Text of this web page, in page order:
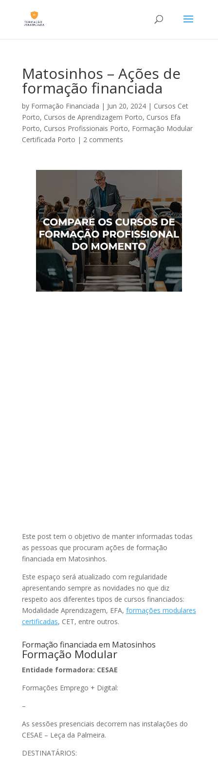
Matosinhos – Ações de
formação financiada
by Formação Financiada | Jun 20, 2024| Cursos Cet
Porto, Cursos de Aprendizagem Porto, Cursos Efa
Porto, Cursos Profissionais Porto, Formação Modular
Certificada Porto | 2 comments
Este post tem o objetivo de manter informadas todas
as pessoas que procuram ações de formação
financiada em Matosinhos.
Este espaço será atualizado com regularidade
apresentando sempre as novidades no que diz
respeito aos diferentes tipos de cursos financiados:
Modalidade Aprendizagem, EFA, formações modulares
certificadas, CET, entre outros.
Formação financiada em Matosinhos
Formação Modular
Entidade formadora: CESAE
Formações Emprego + Digital:
–
As sessões presenciais decorrem nas instalações do
CESAE – Leça da Palmeira.
DESTINATÁRIOS: